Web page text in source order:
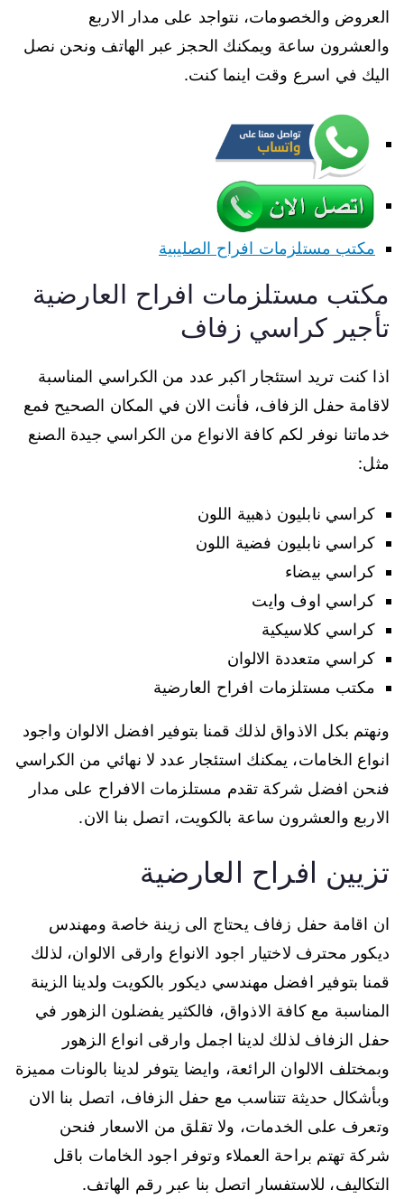
العروض والخصومات، نتواجد على مدار الاربع
والعشرون ساعة ويمكنك الحجز عبر الهاتف ونحن نصل
اليك في اسرع وقت اينما كنت.
مكتب مستلزمات افراح الصليبية
مكتب مستلزمات افراح العارضية
تأجير كراسي زفاف
اذا كنت تريد استئجار اكبر عدد من الكراسي المناسبة
لاقامة حفل الزفاف، فأنت الان في المكان الصحيح فمع
خدماتنا نوفر لكم كافة الانواع من الكراسي جيدة الصنع
مثل:
كراسي نابليون ذهبية اللون
كراسي نابليون فضية اللون
كراسي بيضاء
كراسي اوف وايت
كراسي كلاسيكية
كراسي متعددة الالوان
مكتب مستلزمات افراح العارضية
ونهتم بكل الاذواق لذلك قمنا بتوفير افضل الالوان واجود
انواع الخامات، يمكنك استئجار عدد لا نهائي من الكراسي
فنحن افضل شركة تقدم مستلزمات الافراح على مدار
الاربع والعشرون ساعة بالكويت، اتصل بنا الان.
تزيين افراح العارضية
ان اقامة حفل زفاف يحتاج الى زينة خاصة ومهندس
ديكور محترف لاختيار اجود الانواع وارقى الالوان، لذلك
قمنا بتوفير افضل مهندسي ديكور بالكويت ولدينا الزينة
المناسبة مع كافة الاذواق، فالكثير يفضلون الزهور في
حفل الزفاف لذلك لدينا اجمل وارقى انواع الزهور
وبمختلف الالوان الرائعة، وايضا يتوفر لدينا بالونات مميزة
وبأشكال حديثة تتناسب مع حفل الزفاف، اتصل بنا الان
وتعرف على الخدمات، ولا تقلق من الاسعار فنحن
شركة تهتم براحة العملاء وتوفر اجود الخامات باقل
التكاليف، للاستفسار اتصل بنا عبر رقم الهاتف.